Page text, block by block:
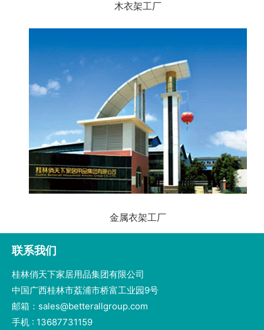
木衣架工厂
金属衣架工厂
联系我们
桂林俏天下家居用品集团有限公司
中国广西桂林市荔浦市桥富工业园9号
邮箱：sales@betterallgroup.com
手机 : 13687731159